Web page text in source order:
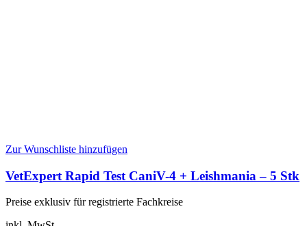
Zur Wunschliste hinzufügen
VetExpert Rapid Test CaniV-4 + Leishmania – 5 Stk
Preise exklusiv für registrierte Fachkreise